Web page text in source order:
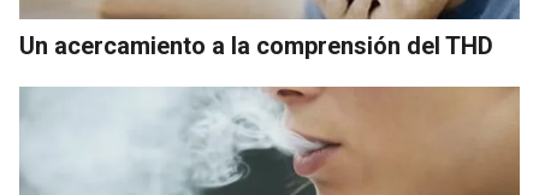
Un acercamiento a la comprensión del THD